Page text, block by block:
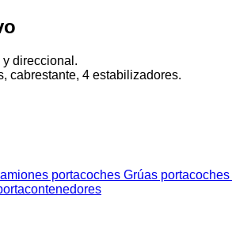
y direccional.
cabrestante, 4 estabilizadores.
portacoches Grúas portacoches